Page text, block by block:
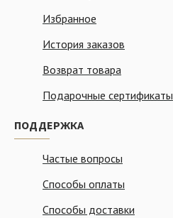
Избранное
История заказов
Возврат товара
Подарочные сертификаты
ПОДДЕРЖКА
Частые вопросы
Способы оплаты
Способы доставки